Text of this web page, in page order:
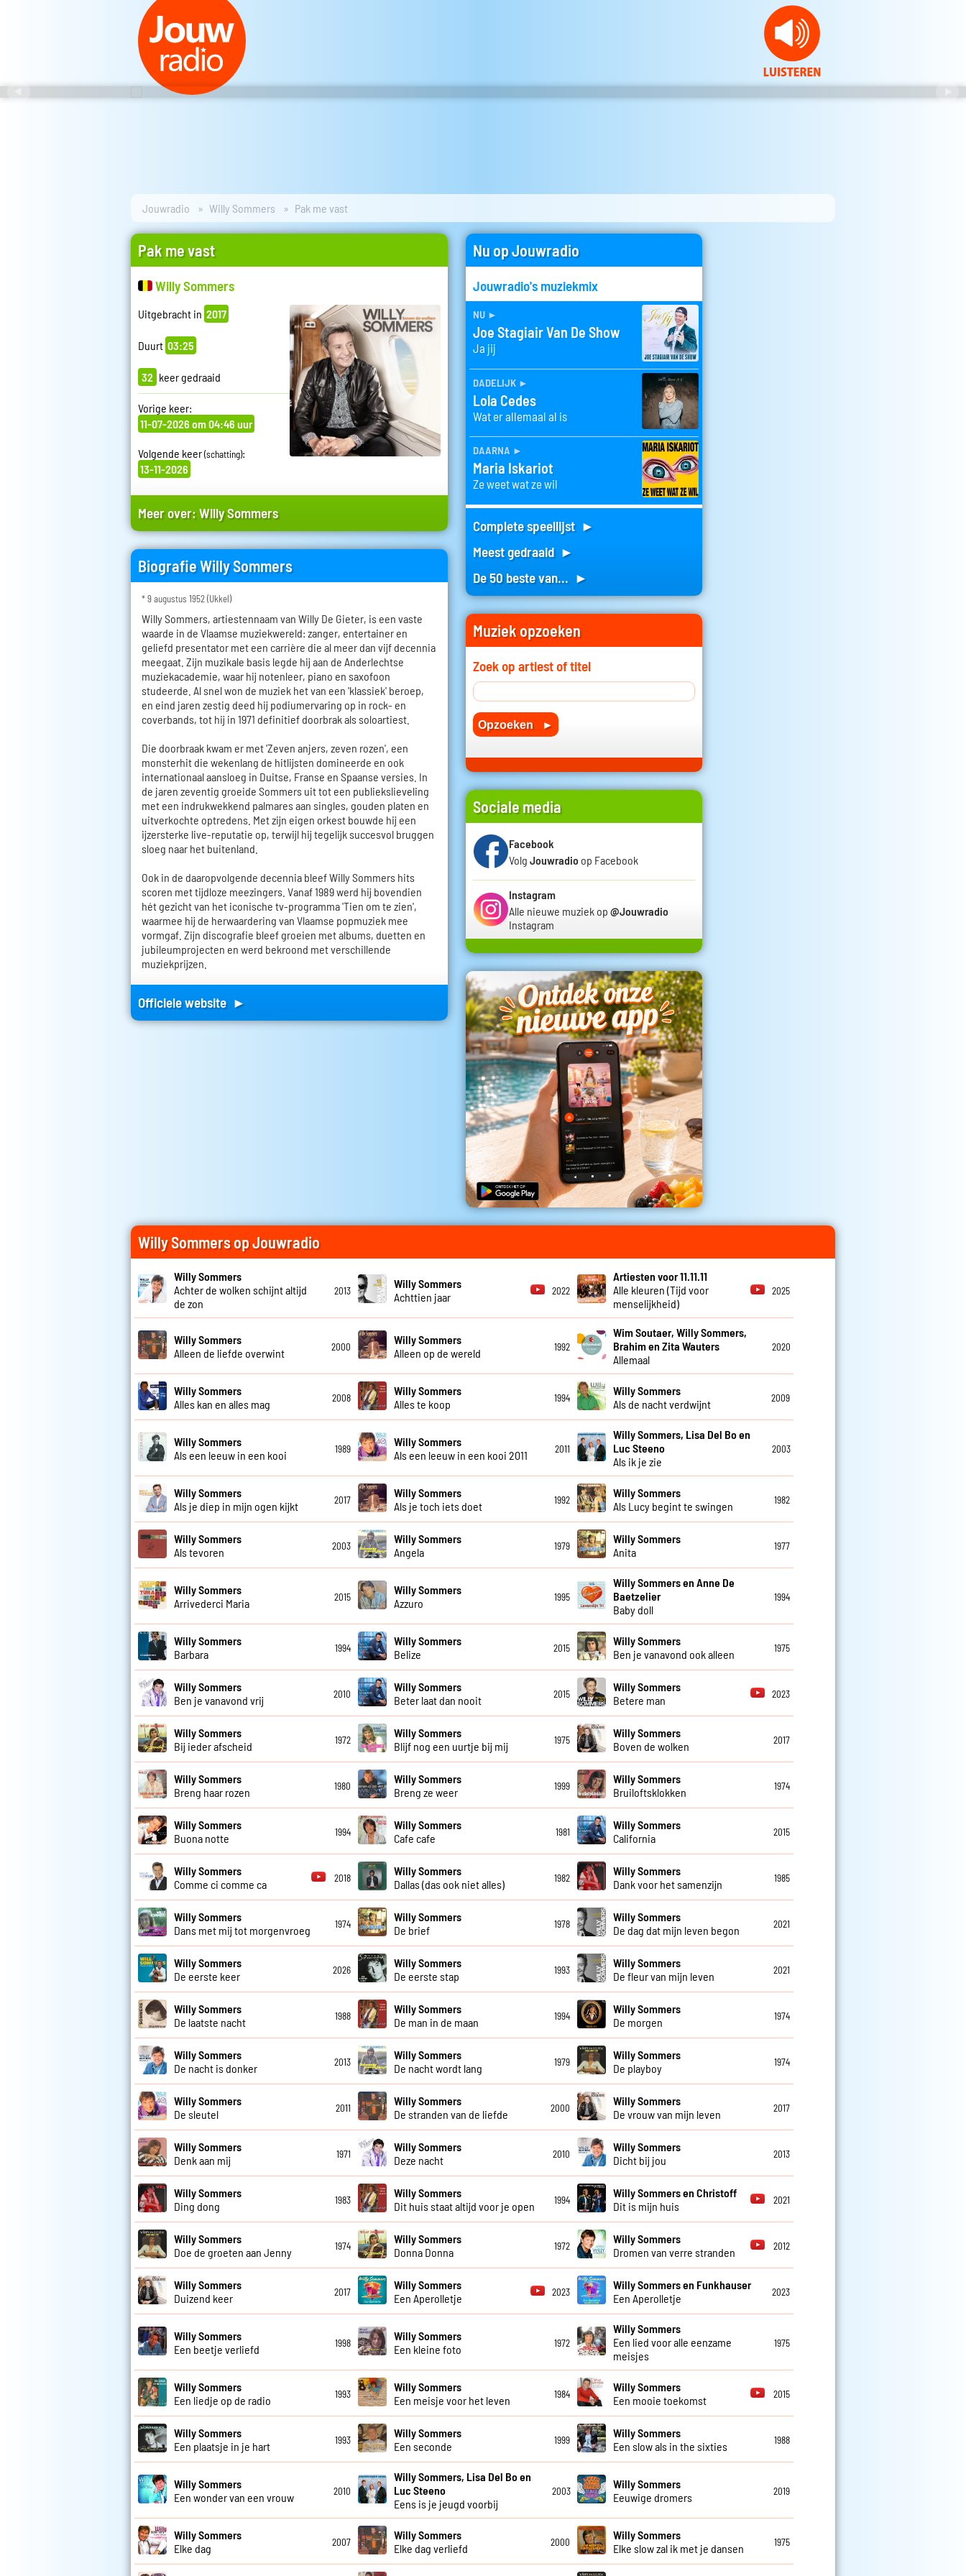
Jouwradio Willy Sommers Pak me vast
Pak me vast
Willy Sommers
Uitgebracht in 2017
Duurt 03:25
32 keer gedraaid
Vorige keer:
11-07-2026 om 04:46 uur
Volgende keer(schatting):
13-11-2026
Meer over:Willy Sommers
Biografie Willy Sommers
* 9 augustus 1952 (Ukkel)
Willy Sommers, artiestennaam van Willy De Gieter, is een vaste
waarde in de Vlaamse muziekwereld: zanger, entertainer en
geliefd presentator met een carrière die al meer dan vijf decennia
meegaat. Zijn muzikale basis legde hij aan de Anderlechtse
muziekacademie, waar hij notenleer, piano en saxofoon
studeerde. Al snel won de muziek het van een 'klassiek' beroep,
en eind jaren zestig deed hij podiumervaring op in rock- en
coverbands, tot hij in 1971 definitief doorbrak als soloartiest.
Die doorbraak kwam er met 'Zeven anjers, zeven rozen', een
monsterhit die wekenlang de hitlijsten domineerde en ook
internationaal aansloeg in Duitse, Franse en Spaanse versies. In
de jaren zeventig groeide Sommers uit tot een publiekslieveling
met een indrukwekkend palmares aan singles, gouden platen en
uitverkochte optredens. Met zijn eigen orkest bouwde hij een
ijzersterke live-reputatie op, terwijl hij tegelijk succesvol bruggen
sloeg naar het buitenland.
Ook in de daaropvolgende decennia bleef Willy Sommers hits
scoren met tijdloze meezingers. Vanaf 1989 werd hij bovendien
hét gezicht van het iconische tv-programma 'Tien om te zien',
waarmee hij de herwaardering van Vlaamse popmuziek mee
vormgaf. Zijn discografie bleef groeien met albums, duetten en
jubileumprojecten en werd bekroond met verschillende
muziekprijzen.
Officiele website ►
Nu op Jouwradio
Jouwradio's muziekmix
nu ►
Joe Stagiair Van De Show
Ja jij
dadelijk ►
Lola Cedes
Wat er allemaal al is
daarna ►
Maria Iskariot
Ze weet wat ze wil
Complete speellijst ►
Meest gedraaid ►
De 50 beste van... ►
Muziek opzoeken
Zoek op artiest of titel
Sociale media
Facebook
Volg Jouwradio op Facebook
Instagram
Alle nieuwe muziek op @Jouwradio
Instagram
Willy Sommers op Jouwradio
Willy Sommers
Achter de wolken schijnt altijd
de zon
2013
Willy Sommers
Achttien jaar
2022
Artiesten voor 11.11.11
Alle kleuren (Tijd voor
menselijkheid)
2025
Willy Sommers
Alleen de liefde overwint
2000
Willy Sommers
Alleen op de wereld
1992
Wim Soutaer, Willy Sommers,
Brahim en Zita Wauters
Allemaal
2020
Willy Sommers
Alles kan en alles mag
2008
Willy Sommers
Alles te koop
1994
Willy Sommers
Als de nacht verdwijnt
2009
Willy Sommers
Als een leeuw in een kooi
1989
Willy Sommers
Als een leeuw in een kooi 2011
2011
Willy Sommers, Lisa Del Bo en
Luc Steeno
Als ik je zie
2003
Willy Sommers
Als je diep in mijn ogen kijkt
2017
Willy Sommers
Als je toch iets doet
1992
Willy Sommers
Als Lucy begint te swingen
1982
Willy Sommers
Als tevoren
2003
Willy Sommers
Angela
1979
Willy Sommers
Anita
1977
Willy Sommers
Arrivederci Maria
2015
Willy Sommers
Azzuro
1995
Willy Sommers en Anne De
Baetzelier
Baby doll
1994
Willy Sommers
Barbara
1994
Willy Sommers
Belize
2015
Willy Sommers
Ben je vanavond ook alleen
1975
Willy Sommers
Ben je vanavond vrij
2010
Willy Sommers
Beter laat dan nooit
2015
Willy Sommers
Betere man
2023
Willy Sommers
Bij ieder afscheid
1972
Willy Sommers
Blijf nog een uurtje bij mij
1975
Willy Sommers
Boven de wolken
2017
Willy Sommers
Breng haar rozen
1980
Willy Sommers
Breng ze weer
1999
Willy Sommers
Bruiloftsklokken
1974
Willy Sommers
Buona notte
1994
Willy Sommers
Cafe cafe
1981
Willy Sommers
California
2015
Willy Sommers
Comme ci comme ca
2018
Willy Sommers
Dallas (das ook niet alles)
1982
Willy Sommers
Dank voor het samenzijn
1985
Willy Sommers
Dans met mij tot morgenvroeg
1974
Willy Sommers
De brief
1978
Willy Sommers
De dag dat mijn leven begon
2021
Willy Sommers
De eerste keer
2026
Willy Sommers
De eerste stap
1993
Willy Sommers
De fleur van mijn leven
2021
Willy Sommers
De laatste nacht
1988
Willy Sommers
De man in de maan
1994
Willy Sommers
De morgen
1974
Willy Sommers
De nacht is donker
2013
Willy Sommers
De nacht wordt lang
1979
Willy Sommers
De playboy
1974
Willy Sommers
De sleutel
2011
Willy Sommers
De stranden van de liefde
2000
Willy Sommers
De vrouw van mijn leven
2017
Willy Sommers
Denk aan mij
1971
Willy Sommers
Deze nacht
2010
Willy Sommers
Dicht bij jou
2013
Willy Sommers
Ding dong
1983
Willy Sommers
Dit huis staat altijd voor je open
1994
Willy Sommers en Christoff
Dit is mijn huis
2021
Willy Sommers
Doe de groeten aan Jenny
1974
Willy Sommers
Donna Donna
1972
Willy Sommers
Dromen van verre stranden
2012
Willy Sommers
Duizend keer
2017
Willy Sommers
Een Aperolletje
2023
Willy Sommers en Funkhauser
Een Aperolletje
2023
Willy Sommers
Een beetje verliefd
1998
Willy Sommers
Een kleine foto
1972
Willy Sommers
Een lied voor alle eenzame
meisjes
1975
Willy Sommers
Een liedje op de radio
1993
Willy Sommers
Een meisje voor het leven
1984
Willy Sommers
Een mooie toekomst
2015
Willy Sommers
Een plaatsje in je hart
1993
Willy Sommers
Een seconde
1999
Willy Sommers
Een slow als in the sixties
1988
Willy Sommers
Een wonder van een vrouw
2010
Willy Sommers, Lisa Del Bo en
Luc Steeno
Eens is je jeugd voorbij
2003
Willy Sommers
Eeuwige dromers
2019
Willy Sommers
Elke dag
2007
Willy Sommers
Elke dag verliefd
2000
Willy Sommers
Elke slow zal ik met je dansen
1975